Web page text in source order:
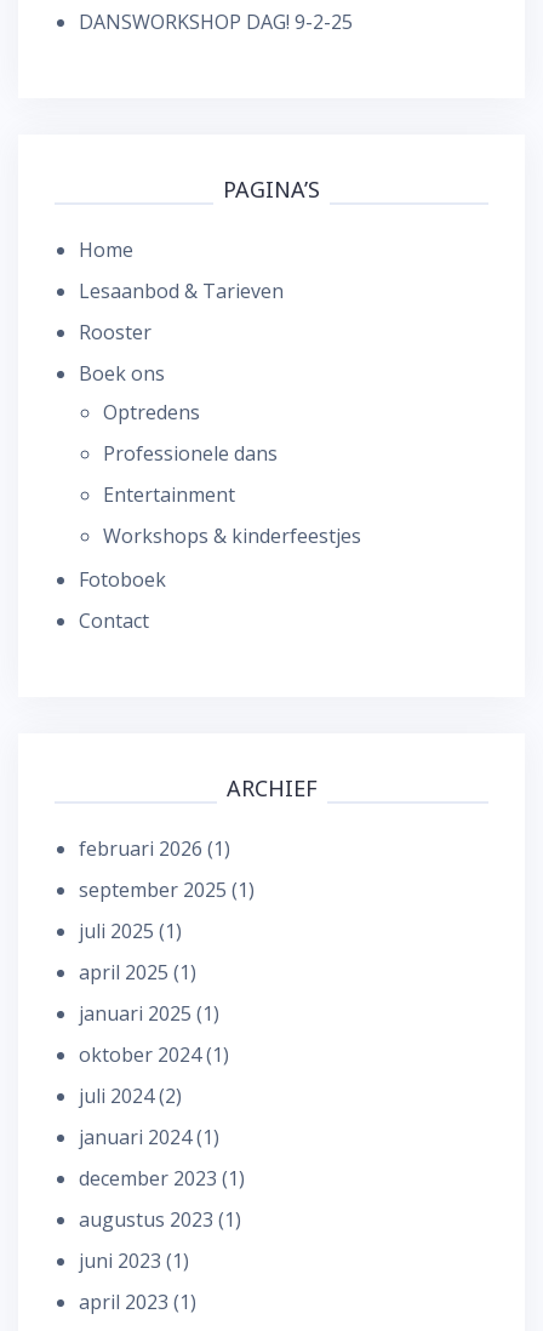
DANSWORKSHOP DAG! 9-2-25
PAGINA’S
Home
Lesaanbod & Tarieven
Rooster
Boek ons
Optredens
Professionele dans
Entertainment
Workshops & kinderfeestjes
Fotoboek
Contact
ARCHIEF
februari 2026 (1)
september 2025 (1)
juli 2025 (1)
april 2025 (1)
januari 2025 (1)
oktober 2024(1)
juli 2024(2)
januari 2024(1)
december 2023 (1)
augustus 2023 (1)
juni 2023 (1)
april 2023 (1)